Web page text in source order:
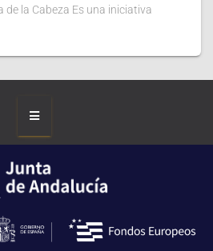
de la Cabeza Es una iniciativa